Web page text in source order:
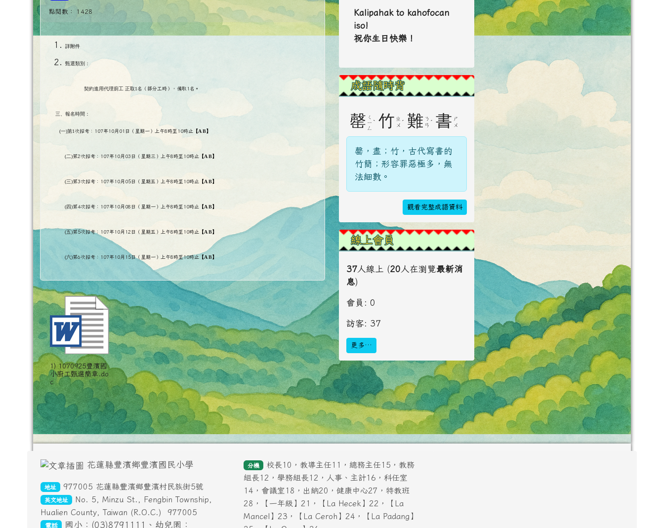
2026-02-12 重要 交通安全【主題海報】及【行為指引海報】
點閱數： 1428
詳附件
甄選類別：
契約進用代理廚工 正取1名（部分工時），備取1名 。
三 、報名時間：
(一)第1次招考：107年10月01日（星期一）上午8時至10時止 【AB】
(二)第2次招考：107年10月03日（星期三）上午8時至10時止 【AB】
(三)第3次招考：107年10月05日（星期五）上午8時至10時止 【AB】
(四)第4次招考：107年10月08日（星期一）上午8時至10時止 【AB】
(五)第5次招考：107年10月12日（星期五）上午8時至10時止 【AB】
(六)第6次招考：107年10月15日（星期一）上午8時至10時止 【AB】
1) 1070925豐濱國
小廚工甄選簡章.do
c
Kalipahak to kahofocan
iso!
祝你生日快樂！
成語隨時背
罄 ㄑ
ㄧ
ㄥ
ˋ 竹 ㄓ
ㄨ ˊ 難 ㄋ
ㄢ ˊ 書 ㄕ
ㄨ
罄，盡；竹，古代寫書的
竹簡；形容罪惡極多，無
法細數。
觀看完整成語資料
線上會員
37 人線上 (20 人在瀏覽最新消
息)
會員: 0
訪客: 37
更多…
頁尾區域內容
花蓮縣豐濱鄉豐濱國民小學
地址 977005 花蓮縣豐濱鄉豐濱村民族街5號
英文地址
No. 5, Minzu St., Fengbin Township,
Hualien County, Taiwan (R.O.C.)
977005
電話 國小：(03)8791111、幼兒園：
分機
校長10，教導主任11，總務主任15，教務
組長12，學務組長12，人事、主計16，科任室
14，會議室18，出納20，健康中心27，特教班
28，【一年級】21，【La Hecek】22，【La
Mancel】23，【La Ceroh】24，【La Padang】